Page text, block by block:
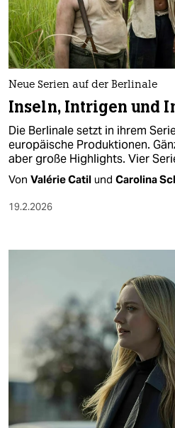
nord
wahrheit
verlag
verlag
veranstaltungen
shop
fragen & hilfe
genossenschaft
epaper login
Neue Serien auf der Berlinale
Inseln, Intrigen und
Die Berlinale setzt in ihrem
europäische Produktionen.
aber große Highlights. Vier
Von Valérie Catil und Carolina
19.2.2026